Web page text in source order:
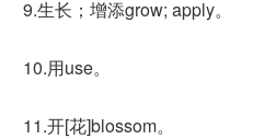
9.生长；增添grow; apply。
10.用use。
11.开[花]blossom。